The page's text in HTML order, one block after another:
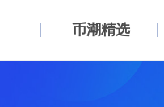
币潮精选